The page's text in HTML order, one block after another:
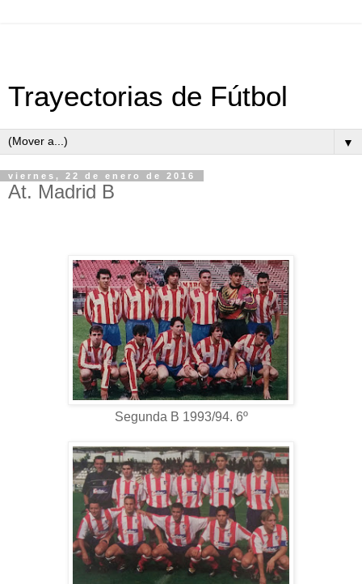
Trayectorias de Fútbol
▼
viernes, 22 de enero de 2016
At. Madrid B
Segunda B 1993/94. 6º